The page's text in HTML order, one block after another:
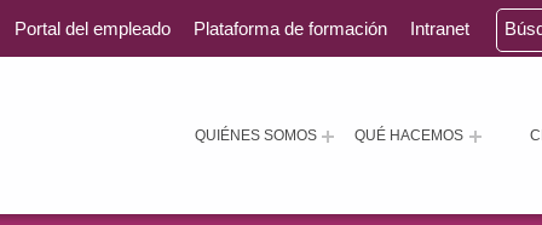
QUIÉNES SOMOS QUÉ HACEMOS
Portal del empleado Plataforma de formación Intranet